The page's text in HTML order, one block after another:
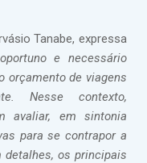
Tanabe, expressa
e necessário
orçamento de viagens
Nesse contexto,
avaliar, em sintonia
para se contrapor a
detalhes, os principais